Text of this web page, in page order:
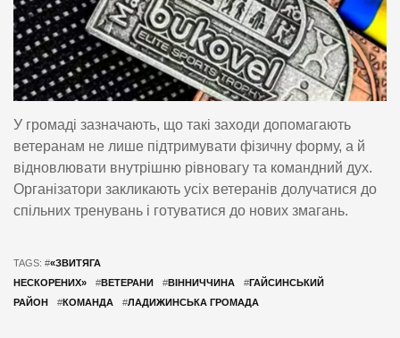
У громаді зазначають, що такі заходи допомагають
ветеранам не лише підтримувати фізичну форму, а й
відновлювати внутрішню рівновагу та командний дух.
Організатори закликають усіх ветеранів долучатися до
спільних тренувань і готуватися до нових змагань.
TAGS: #«ЗВИТЯГА
НЕСКОРЕНИХ»
#ВЕТЕРАНИ #ВІННИЧЧИНА #ГАЙСИНСЬКИЙ
РАЙОН
#КОМАНДА #ЛАДИЖИНСЬКА ГРОМАДА